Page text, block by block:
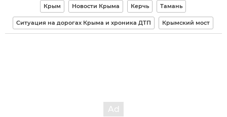
Крым Новости Крыма Керчь Тамань
Ситуация на дорогах Крыма и хроника ДТП Крымский мост